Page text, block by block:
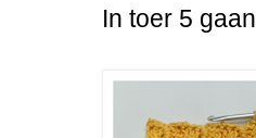
In toer 5